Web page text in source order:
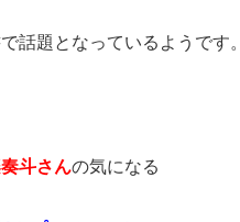
話題となっているようです。
斗さんの気になる